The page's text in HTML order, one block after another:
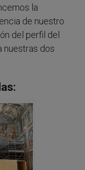
la
de nuestro
del perfil del
nuestras dos